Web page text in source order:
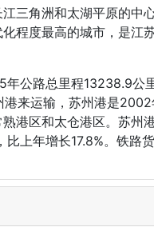
三角洲和太湖平原的
程度最高的城市，是
公路总里程13238.9
来运输，苏州港是
港区和太仓港区。苏
上年增长17.8%。铁路